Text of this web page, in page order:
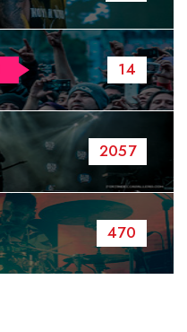
14
2057
470